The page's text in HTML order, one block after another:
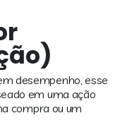
desempenho, esse
em uma ação
compra ou um